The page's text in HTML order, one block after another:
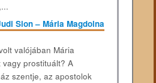
Sion – Mária Magdolna
valójában Mária
prostituált? A
szentje, az apostolok